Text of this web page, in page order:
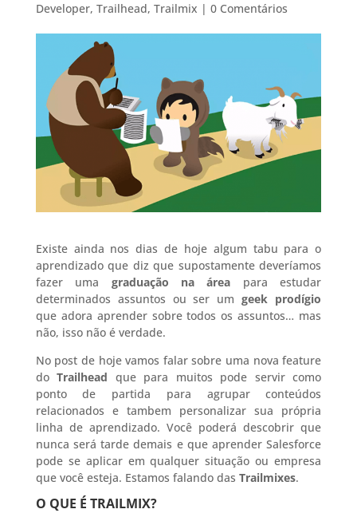
Developer, Trailhead, Trailmix | 0 Comentários
Existe ainda nos dias de hoje algum tabu para o
aprendizado que diz que supostamente deveríamos
fazer uma graduação na área para estudar
determinados assuntos ou ser umgeek prodígio
que adora aprender sobre todos os assuntos… mas
não, isso não é verdade.
No post de hoje vamos falar sobre uma nova feature
doTrailhead que para muitos pode servir como
ponto de partida para agrupar conteúdos
relacionados e tambem personalizar sua própria
linha de aprendizado. Você poderá descobrir que
nunca será tarde demais e que aprender Salesforce
pode se aplicar em qualquer situação ou empresa
que você esteja. Estamos falando das Trailmixes.
O QUE É TRAILMIX?